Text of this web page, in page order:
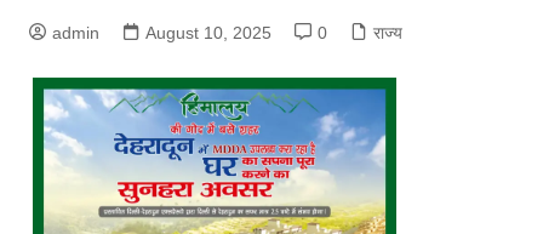
admin August 10, 2025 0 राज्य